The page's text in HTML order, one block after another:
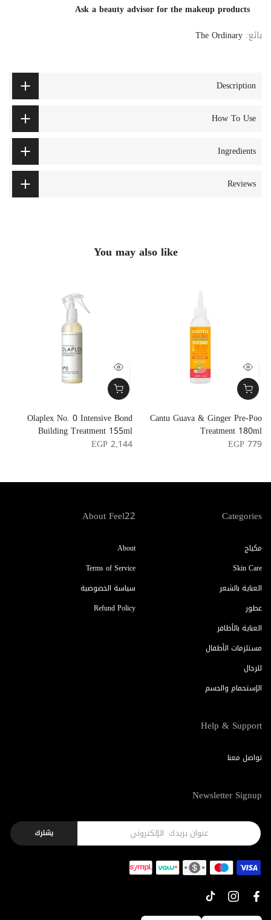
Ask a beauty advisor for the makeup products
بائع: The Ordinary
Description
How To Use
Ingredients
Reviews
You may also like
Olaplex No. 0 Intensive Bond
Building Treatment 155ml
EGP 2,144
Cantu Guava & Ginger Pre-Poo
Treatment 180ml
EGP 779
Categories
مكياج
Skin Care
العناية بالشعر
عطور
العناية بالأظافر
مستلزمات الأطفال
للرجال
الإستحمام والجسم
About Feel22
About
Terms of Service
سياسة الخصوصية
Refund Policy
Help & Support
تواصل معنا
Newsletter Signup
يشترك